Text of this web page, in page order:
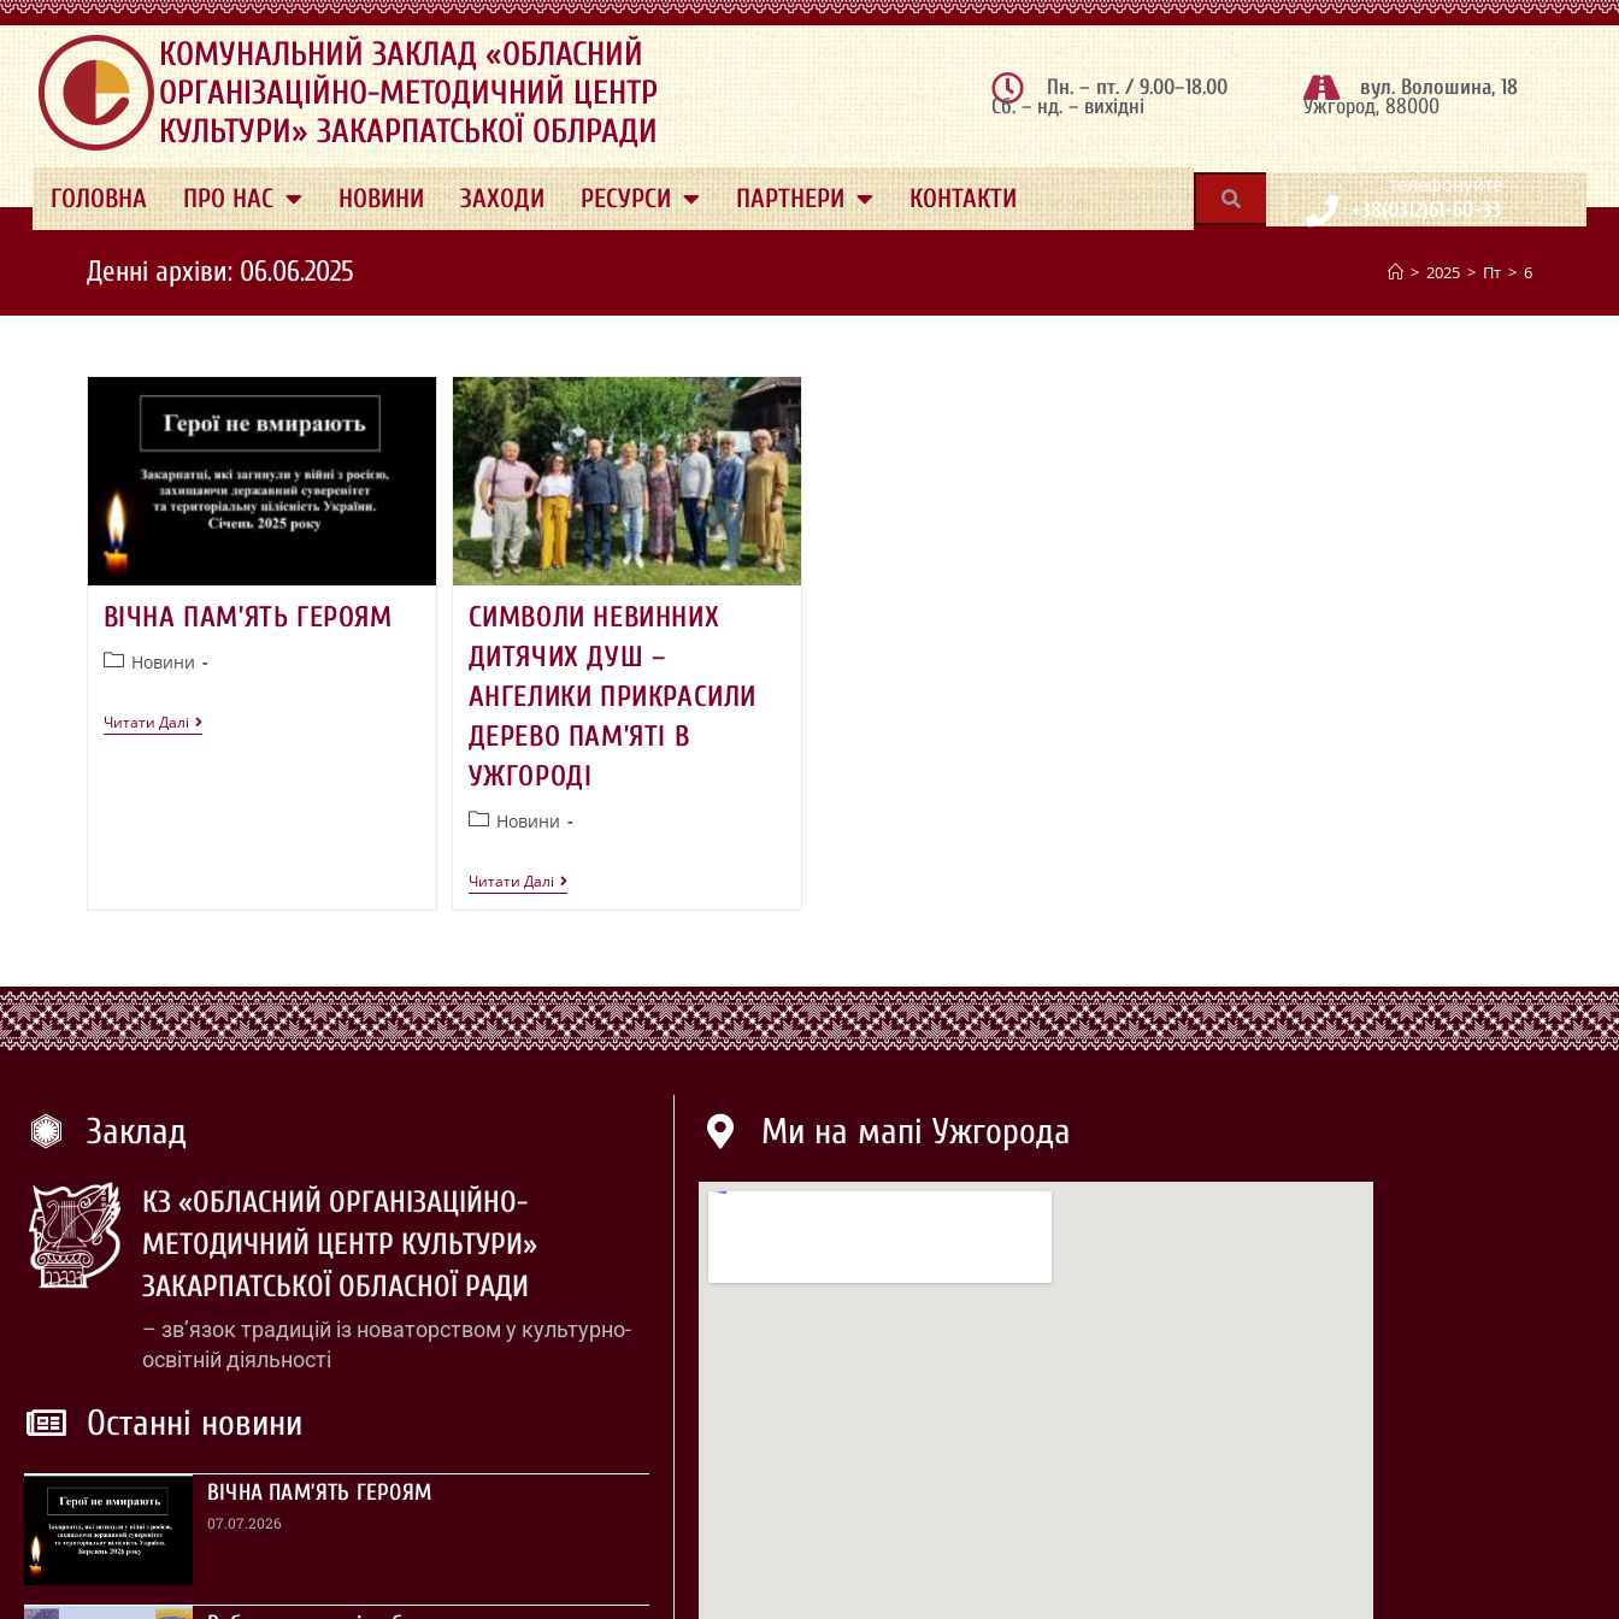
.
КОМУНАЛЬНИЙ ЗАКЛАД «ОБЛАСНИЙ
ОРГАНІЗАЦІЙНО-МЕТОДИЧНИЙ ЦЕНТР
КУЛЬТУРИ» ЗАКАРПАТСЬКОЇ ОБЛРАДИ
Пн. – пт. / 9.00–18.00
Сб. – нд. – вихідні
вул. Волошина, 18
Ужгород, 88000
ГОЛОВНА ПРО НАС НОВИНИ ЗАХОДИ РЕСУРСИ ПАРТНЕРИ КОНТАКТИ | телефонуйте
+38(0312)61-60-33
Денні архіви: 06.06.2025 > 2025 > Пт > 6
ВІЧНА ПАМ’ЯТЬ ГЕРОЯМ
Новини
Читати Далі
СИМВОЛИ НЕВИННИХ
ДИТЯЧИХ ДУШ –
АНГЕЛИКИ ПРИКРАСИЛИ
ДЕРЕВО ПАМ’ЯТІ В
УЖГОРОДІ
Новини
Читати Далі
Заклад
КЗ «ОБЛАСНИЙ ОРГАНІЗАЦІЙНО-
МЕТОДИЧНИЙ ЦЕНТР КУЛЬТУРИ»
ЗАКАРПАТСЬКОЇ ОБЛАСНОЇ РАДИ
– зв’язок традицій із новаторством у культурно-
освітній діяльності
Останні новини
ВІЧНА ПАМ’ЯТЬ ГЕРОЯМ
07.07.2026
Ми на мапі Ужгорода